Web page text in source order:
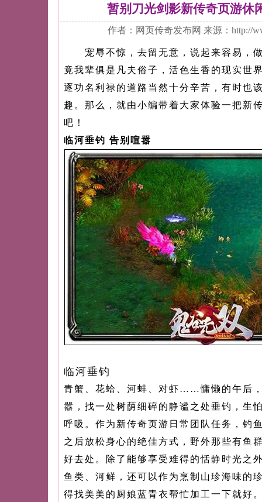
暂别刀光剑影新传奇页游休
作者：网页传奇发布网 来源：http://
宠辱不惊，去留无意，说起来容易，
竟我辈俱是凡夫俗子，活色生香的现实世
逐功名利禄的道路当然十分辛苦，有时也
趣。那么，就由小编带着大家体验一把新
吧！
临河垂钓 告别喧嚣
临河垂钓
青蟹、花蛤、河蚌、对虾……慵懒的午后
嚣，找一处树荫细碎的静谧之处垂钓，生
呼吸。作为新传奇页游日常团队任务，钓
之后放松身心的绝佳方式，野外那些有鱼
好去处。除了能够享受难得的恬静时光之
鱼类、河鲜，还可以作为烹制山珍海味的
得找美美的厨娘蓝青衣帮忙加工一下就好